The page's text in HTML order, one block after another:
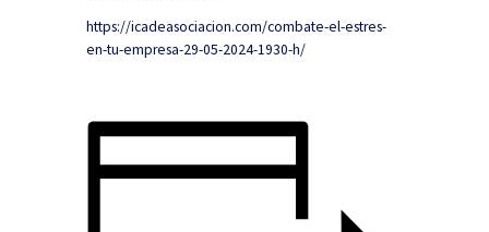
https://icadeasociacion.com/combate-el-estres-
en-tu-empresa-29-05-2024-1930-h/